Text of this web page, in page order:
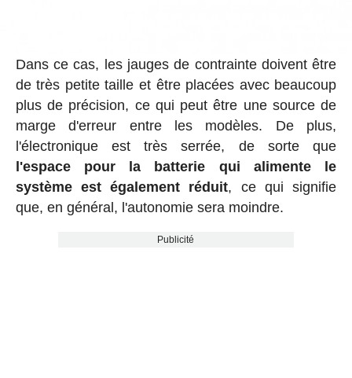
Dans ce cas, les jauges de contrainte doivent être
de très petite taille et être placées avec beaucoup
plus de précision, ce qui peut être une source de
marge d'erreur entre les modèles. De plus,
l'électronique est très serrée, de sorte que
l'espace pour la batterie qui alimente le
système est également réduit, ce qui signifie
que, en général, l'autonomie sera moindre.
Publicité